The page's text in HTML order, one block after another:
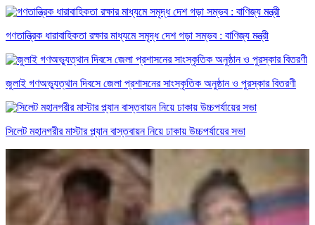
গণতান্ত্রিক ধারাবাহিকতা রক্ষার মাধ্যমে সমৃদ্ধ দেশ গড়া সম্ভব : বাণিজ্য মন্ত্রী
জুলাই গণঅভ্যুত্থান দিবসে জেলা প্রশাসনের সাংস্কৃতিক অনুষ্ঠান ও পুরস্কার বিতরণী
সিলেট মহানগরীর মাস্টার প্ল্যান বাস্তবায়ন নিয়ে ঢাকায় উচ্চপর্যায়ের সভা